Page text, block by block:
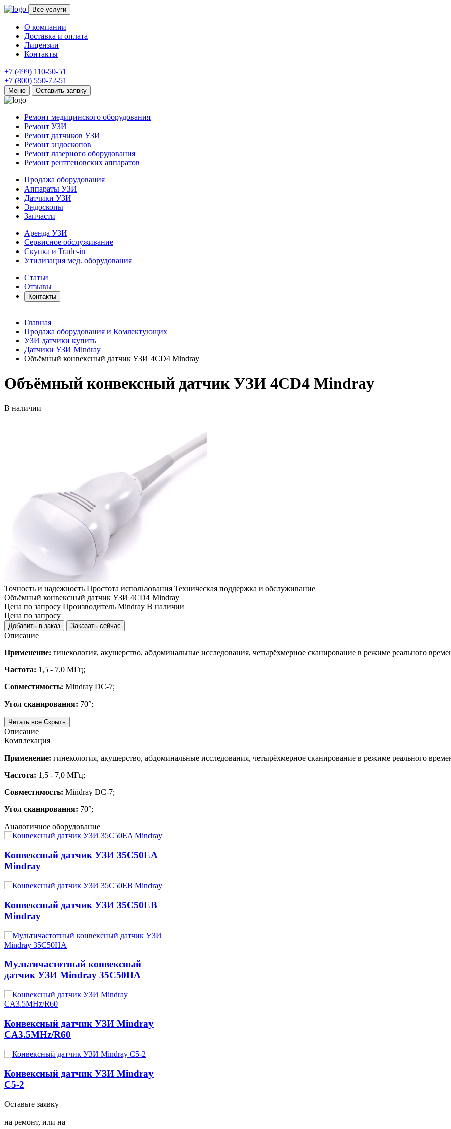
Все услуги
О компании
Доставка и оплата
Лицензии
Контакты
+7 (499) 110-50-51
+7 (800) 550-72-51
Меню Оставить заявку
Ремонт медицинского оборудования
Ремонт УЗИ
Ремонт датчиков УЗИ
Ремонт эндоскопов
Ремонт лазерного оборудования
Ремонт рентгеновских аппаратов
Продажа оборудования
Аппараты УЗИ
Датчики УЗИ
Эндоскопы
Запчасти
Аренда УЗИ
Сервисное обслуживание
Скупка и Trade-in
Утилизация мед. оборудования
Статьи
Отзывы
Контакты
Главная
Продажа оборудования и Комлектующих
УЗИ датчики купить
Датчики УЗИ Mindray
Объёмный конвексный датчик УЗИ 4CD4 Mindray
Объёмный конвексный датчик УЗИ 4CD4 Mindray
В наличии
Точность и надежность Простота использования Техническая поддержка и обслуживание
Объёмный конвексный датчик УЗИ 4CD4 Mindray
Цена по запросу Производитель Mindray В наличии
Цена по запросу
Добавить в заказ Заказать сейчас
Описание
Применение: гинекология, акушерство, абдоминальные исследования, четырёхмерное сканирование в режиме реального
Частота: 1,5 - 7,0 МГц;
Совместимость: Mindray DC-7;
Угол сканирования: 70°;
Читать все Скрыть
Описание
Комплекация
Применение: гинекология, акушерство, абдоминальные исследования, четырёхмерное сканирование в режиме реального
Частота: 1,5 - 7,0 МГц;
Совместимость: Mindray DC-7;
Угол сканирования: 70°;
Аналогичное оборудование
Конвексный датчик УЗИ 35C50EA
Mindray
Конвексный датчик УЗИ 35C50EB
Mindray
Мультичастотный конвексный
датчик УЗИ Mindray 35C50HA
Конвексный датчик УЗИ Mindray
CA3.5MHz/R60
Конвексный датчик УЗИ Mindray
C5-2
Оставьте заявку
на ремонт, или на